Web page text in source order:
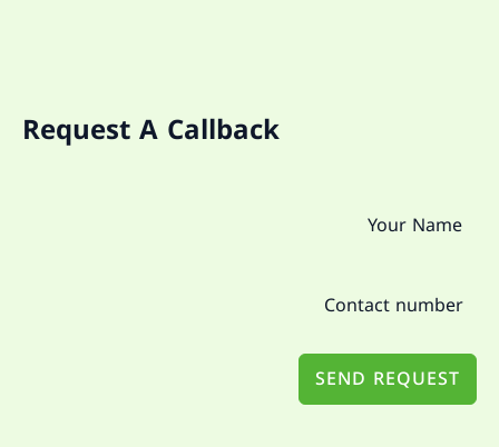
Request A Callback
SEND REQUEST